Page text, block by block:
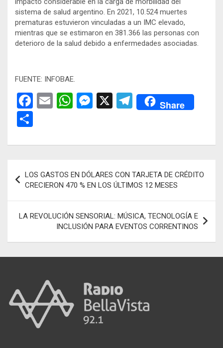
sistema de salud argentino. En 2021, 10.524 muertes
prematuras estuvieron vinculadas a un IMC elevado,
mientras que se estimaron en 381.366 las personas con
deterioro de la salud debido a enfermedades asociadas.
FUENTE: INFOBAE.
F
b
o
k
E
W
s
p
p
M
n
er
X
T
gr
m
Share
m
p
ar
tir
de
entradas
LOS GASTOS EN DÓLARES CON TARJETA DE CRÉDITO
CRECIERON 470 % EN LOS ÚLTIMOS 12 MESES
LA REVOLUCIÓN SENSORIAL: MÚSICA, TECNOLOGÍA E
INCLUSIÓN PARA EVENTOS CORRENTINOS